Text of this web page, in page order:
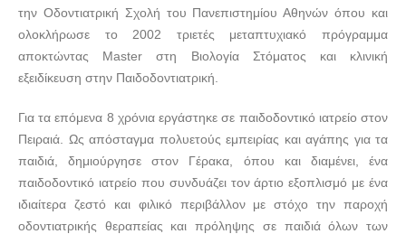
την Οδοντιατρική Σχολή του Πανεπιστημίου Αθηνών όπου και
ολοκλήρωσε το 2002 τριετές μεταπτυχιακό πρόγραμμα
αποκτώντας Master στη Βιολογία Στόματος και κλινική
εξειδίκευση στην Παιδοδοντιατρική.
Για τα επόμενα 8 χρόνια εργάστηκε σε παιδοδοντικό ιατρείο στον
Πειραιά. Ως απόσταγμα πολυετούς εμπειρίας και αγάπης για τα
παιδιά, δημιούργησε στον Γέρακα, όπου και διαμένει, ένα
παιδοδοντικό ιατρείο που συνδυάζει τον άρτιο εξοπλισμό με ένα
ιδιαίτερα ζεστό και φιλικό περιβάλλον με στόχο την παροχή
οδοντιατρικής θεραπείας και πρόληψης σε παιδιά όλων των